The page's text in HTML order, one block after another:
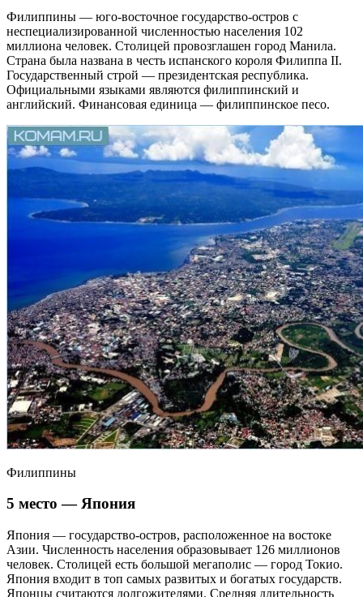
Филиппины — юго-восточное государство-остров с
неспециализированной численностью населения 102
миллиона человек. Столицей провозглашен город Манила.
Страна была названа в честь испанского короля Филиппа II.
Государственный строй — президентская республика.
Официальными языками являются филиппинский и
английский. Финансовая единица — филиппинское песо.
Филиппины
5 место — Япония
Япония — государство-остров, расположенное на востоке
Азии. Численность населения образовывает 126 миллионов
человек. Столицей есть большой мегаполис — город Токио.
Япония входит в топ самых развитых и богатых государств.
Японцы считаются долгожителями. Средняя длительность